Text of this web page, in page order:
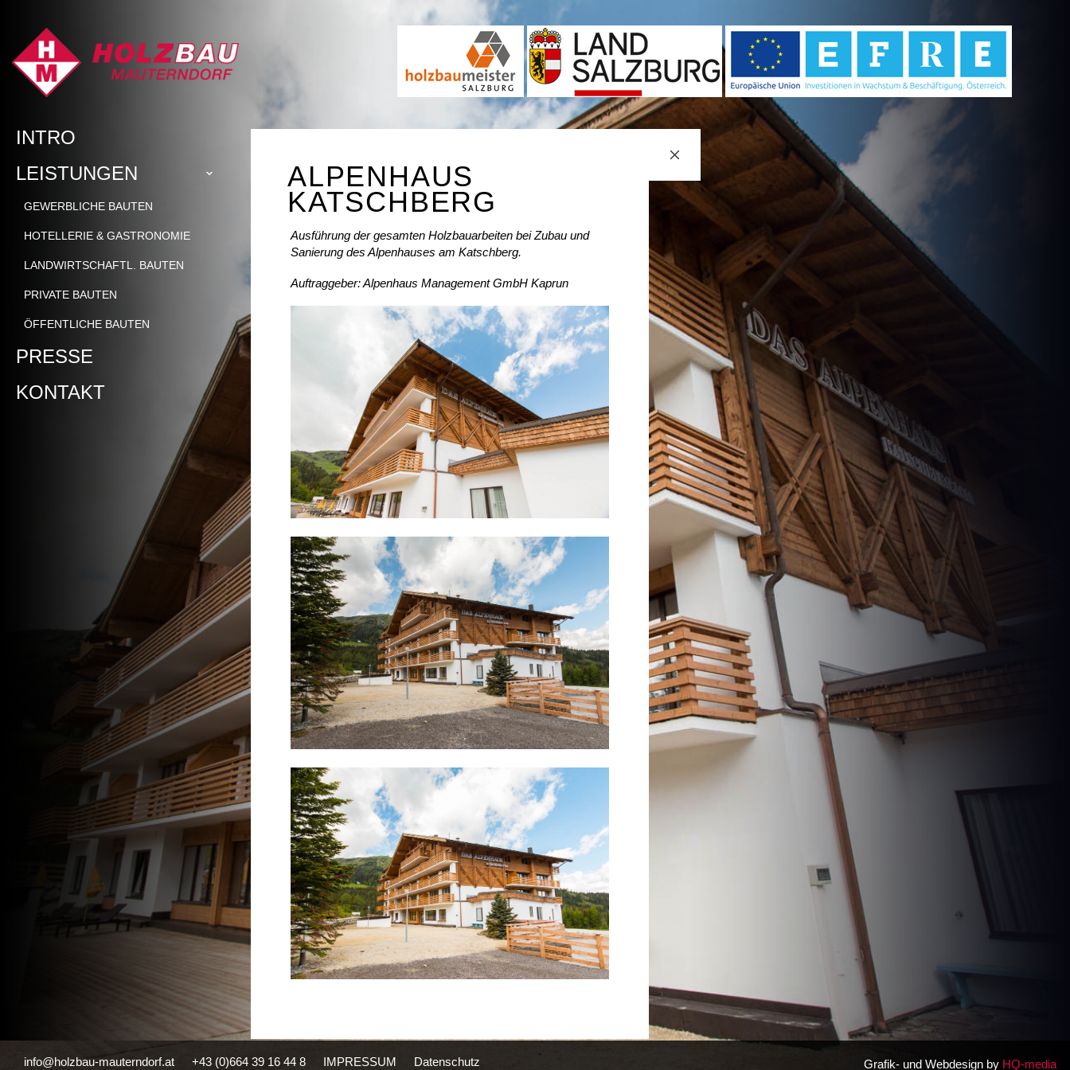
INTRO
LEISTUNGEN
GEWERBLICHE BAUTEN
HOTELLERIE & GASTRONOMIE
LANDWIRTSCHAFTL. BAUTEN
PRIVATE BAUTEN
ÖFFENTLICHE BAUTEN
PRESSE
KONTAKT
ALPENHAUS
KATSCHBERG
Ausführung der gesamten Holzbauarbeiten bei Zubau und
Sanierung des Alpenhauses am Katschberg.
Auftraggeber: Alpenhaus Management GmbH Kaprun
info@holzbau-mauterndorf.at +43 (0)664 39 16 44 8 IMPRESSUM Datenschutz Grafik- und Webdesign by HQ-media